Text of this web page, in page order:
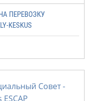
ПЕРЕВОЗКУ
KESKUS